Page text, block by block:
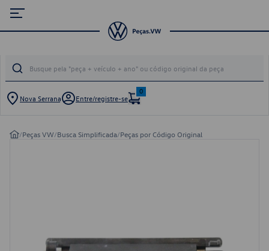
Nova Serrana Entre/registre-se
0
/Peças VW/Busca Simplificada/Peças por Código Original